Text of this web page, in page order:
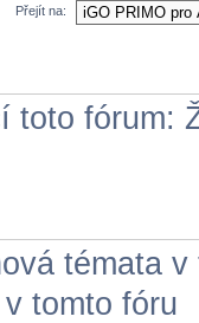
Přejít na:
toto fórum:
témata v
tomto fóru